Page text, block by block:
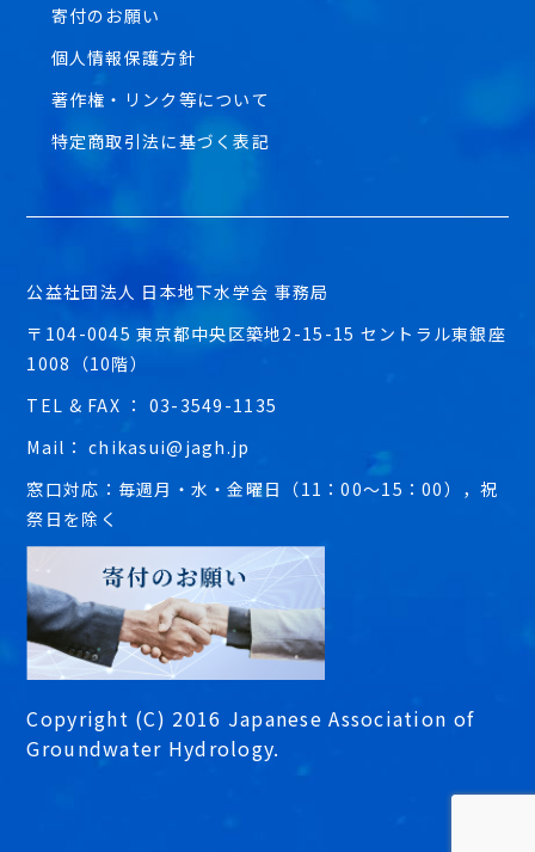
寄付のお願い
個人情報保護方針
著作権・リンク等について
特定商取引法に基づく表記
公益社団法人 日本地下水学会 事務局
〒104-0045 東京都中央区築地2-15-15 セントラル東銀座
1008（10階）
TEL & FAX ： 03-3549-1135
Mail： chikasui@jagh.jp
窓口対応：毎週月・水・金曜日（11：00～15：00），祝
祭日を除く
Copyright (C) 2016 Japanese Association of
Groundwater Hydrology.